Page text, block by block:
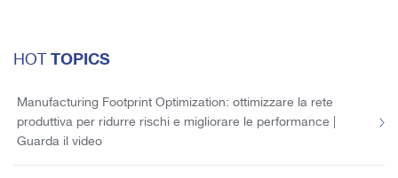
HOTTOPICS
Manufacturing Footprint Optimization: ottimizzare la rete
produttiva per ridurre rischi e migliorare le performance |
Guarda il video